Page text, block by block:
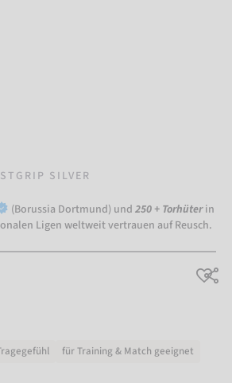
SILVER
(Borussia Dortmund) und 250 + Torhüter in
Ligen weltweit vertrauen auf Reusch.
für Training & Match geeignet